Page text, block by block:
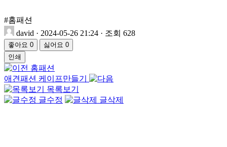
#홈패션
david · 2024-05-26 21:24 · 조회 628
좋아요 0 싫어요 0
인쇄
홈패션
애견패션 케이프만들기
목록보기
글수정
글삭제